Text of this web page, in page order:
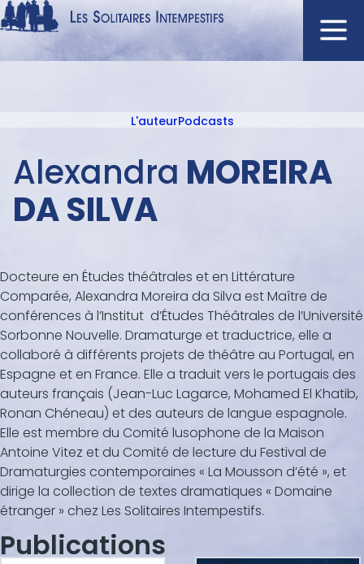
Aller
au
principal
Navigation
NOUVEAUTÉS
AUTEURS
À L'AFFICHE
DISTINCTIONS
CRITIQUES
PODCASTS
auteur
L'auteurPodcasts
Alexandra MOREIRA
DA SILVA
Docteure en Études théâtrales et en Littérature
Comparée, Alexandra Moreira da Silva est Maître de
conférences à l’Institut d’Études Théâtrales de l’Université
Sorbonne Nouvelle. Dramaturge et traductrice, elle a
collaboré à différents projets de théâtre au Portugal, en
Espagne et en France. Elle a traduit vers le portugais des
auteurs français (Jean-Luc Lagarce, Mohamed El Khatib,
Ronan Chéneau) et des auteurs de langue espagnole.
Elle est membre du Comité lusophone de la Maison
Antoine Vitez et du Comité de lecture du Festival de
Dramaturgies contemporaines « La Mousson d’été », et
dirige la collection de textes dramatiques « Domaine
étranger » chez Les Solitaires Intempestifs.
Publications